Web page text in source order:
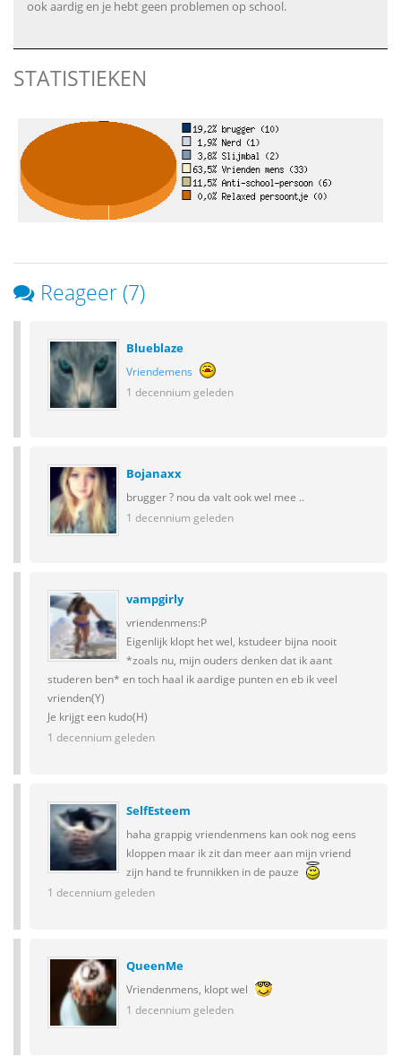
ook aardig en je hebt geen problemen op school.
STATISTIEKEN
Reageer (7)
Blueblaze
Vriendemens
1 decennium geleden
Bojanaxx
brugger ? nou da valt ook wel mee ..
1 decennium geleden
vampgirly
vriendenmens:P
Eigenlijk klopt het wel, kstudeer bijna nooit
*zoals nu, mijn ouders denken dat ik aant
studeren ben* en toch haal ik aardige punten en eb ik veel
vrienden(Y)
Je krijgt een kudo(H)
1 decennium geleden
SelfEsteem
haha grappig vriendenmens kan ook nog eens
kloppen maar ik zit dan meer aan mijn vriend
zijn hand te frunnikken in de pauze
1 decennium geleden
QueenMe
Vriendenmens, klopt wel
1 decennium geleden